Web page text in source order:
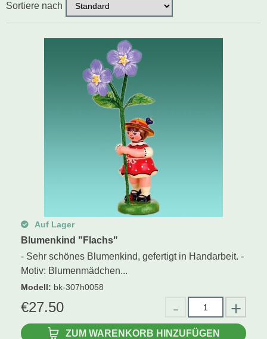
Holzkunst nach Hersteller
Schwibbogen
Sortiere nach
Auf Lager
Blumenkind "Flachs"
- Sehr schönes Blumenkind, gefertigt in Handarbeit. -
Motiv: Blumenmädchen...
Modell: bk-307h0058
€27.50
ZUM WARENKORB HINZUFÜGEN